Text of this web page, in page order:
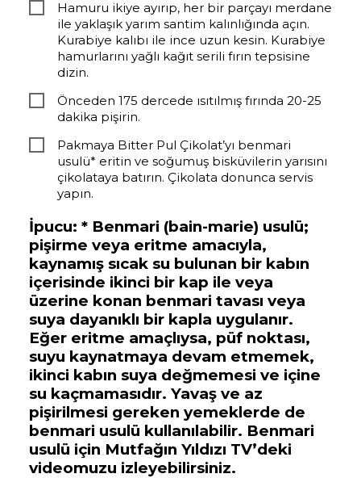
Hamuru ikiye ayırıp, her bir parçayı merdane
ile yaklaşık yarım santim kalınlığında açın.
Kurabiye kalıbı ile ince uzun kesin. Kurabiye
hamurlarını yağlı kağıt serili fırın tepsisine
dizin.
Önceden 175 dercede ısıtılmış fırında 20-25
dakika pişirin.
Pakmaya Bitter Pul Çikolat’yı benmari
usulü* eritin ve soğumuş bisküvilerin yarısını
çikolataya batırın. Çikolata donunca servis
yapın.
İpucu: * Benmari (bain-marie) usulü;
pişirme veya eritme amacıyla,
kaynamış sıcak su bulunan bir kabın
içerisinde ikinci bir kap ile veya
üzerine konan benmari tavası veya
suya dayanıklı bir kapla uygulanır.
Eğer eritme amaçlıysa, püf noktası,
suyu kaynatmaya devam etmemek,
ikinci kabın suya değmemesi ve içine
su kaçmamasıdır. Yavaş ve az
pişirilmesi gereken yemeklerde de
benmari usulü kullanılabilir. Benmari
usulü için Mutfağın Yıldızı TV’deki
videomuzu izleyebilirsiniz.